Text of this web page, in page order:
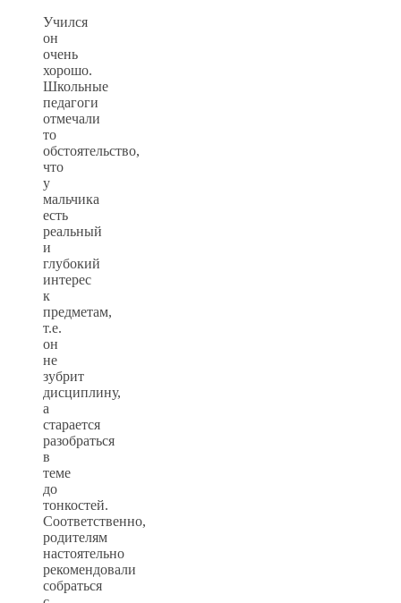
Учился
он
очень
хорошо.
Школьные
педагоги
отмечали
то
обстоятельство,
что
у
мальчика
есть
реальный
и
глубокий
интерес
к
предметам,
т.е.
он
не
зубрит
дисциплину,
а
старается
разобраться
в
теме
до
тонкостей.
Соответственно,
родителям
настоятельно
рекомендовали
собраться